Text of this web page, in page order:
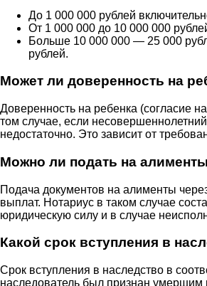
До 1 000 000 рублей
От 1 000 000 до 10 000 000
Больше 10 000 000 — 25 000
рублей.
Может ли доверенность на
Доверенность на ребенка (согласие
том случае, если
недостаточно. Это зависит от
Можно ли подать на
Подача документов на алименты
выплат. Нотариус в таком случае
юридическую силу и в случае
Какой срок вступления в
Срок вступления в наследство в
наследователь был признан